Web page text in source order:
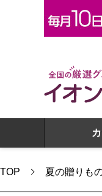
全国の厳選グルメを
TOP
夏の贈りも